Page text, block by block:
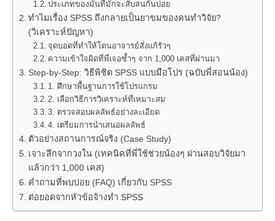
ประเภทของมันที่มักจะสับสนกันบ่อย
ทำไมเรื่อง SPSS ถึงกลายเป็นยาขมของคนทำวิจัย?
(วิเคราะห์ปัญหา)
จุดบอดที่ทำให้โดนอาจารย์สั่งแก้รัวๆ
ความเข้าใจผิดที่พี่เจอซ้ำๆ จาก 1,000 เคสที่ผ่านมา
Step-by-Step: วิธีพิชิต SPSS แบบมือโปร (ฉบับพี่สอนน้อง)
1. ศึกษาพื้นฐานการใช้โปรแกรม
2. เลือกวิธีการวิเคราะห์ที่เหมาะสม
3. ตรวจสอบผลลัพธ์อย่างละเอียด
4. เตรียมการนำเสนอผลลัพธ์
ตัวอย่างสถานการณ์จริง (Case Study)
เจาะลึกจากวงใน (เทคนิคที่พี่ใช้ช่วยน้องๆ ผ่านสอบวิจัยมา
แล้วกว่า 1,000 เคส)
คำถามที่พบบ่อย (FAQ) เกี่ยวกับ SPSS
ต่อยอดจากหัวข้อจ้างทำ SPSS